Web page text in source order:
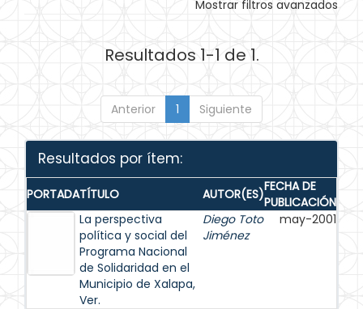
Mostrar filtros avanzados
Resultados 1-1 de 1.
Anterior 1 Siguiente
Resultados por ítem:
PORTADATÍTULO AUTOR(ES)FECHA DE
PUBLICACIÓN
La perspectiva
política y social del
Programa Nacional
de Solidaridad en el
Municipio de Xalapa,
Ver.
Diego Toto
Jiménez
may-2001